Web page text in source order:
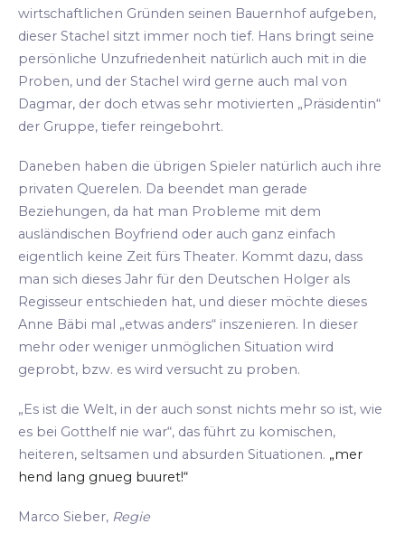
wirtschaftlichen Gründen seinen Bauernhof aufgeben,
dieser Stachel sitzt immer noch tief. Hans bringt seine
persönliche Unzufriedenheit natürlich auch mit in die
Proben, und der Stachel wird gerne auch mal von
Dagmar, der doch etwas sehr motivierten „Präsidentin“
der Gruppe, tiefer reingebohrt.
Daneben haben die übrigen Spieler natürlich auch ihre
privaten Querelen. Da beendet man gerade
Beziehungen, da hat man Probleme mit dem
ausländischen Boyfriend oder auch ganz einfach
eigentlich keine Zeit fürs Theater. Kommt dazu, dass
man sich dieses Jahr für den Deutschen Holger als
Regisseur entschieden hat, und dieser möchte dieses
Anne Bäbi mal „etwas anders“ inszenieren. In dieser
mehr oder weniger unmöglichen Situation wird
geprobt, bzw. es wird versucht zu proben.
„Es ist die Welt, in der auch sonst nichts mehr so ist, wie
es bei Gotthelf nie war“, das führt zu komischen,
heiteren, seltsamen und absurden Situationen. „mer
hend lang gnueg buuret!“
Marco Sieber, Regie